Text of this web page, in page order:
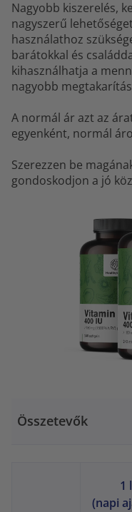
Nagyobb kiszerelés,
nagyszerű
használathoz
barátokkal és
kihasználhatja a
nagyobb
A normál ár azt az
egyenként, normál
Szerezzen be
gondoskodjon a jó
Összetevők
1
(napi